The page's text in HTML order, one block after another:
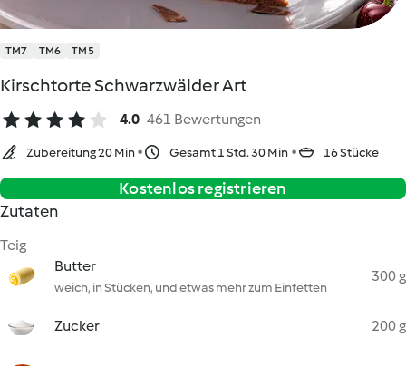
TM7 TM6 TM5
Kirschtorte Schwarzwälder Art
4.0 461 Bewertungen
Zubereitung 20 Min Gesamt 1 Std. 30 Min 16 Stücke
Kostenlos registrieren
Zutaten
Teig
Butter
weich, in Stücken, und etwas mehr zum Einfetten
300 g
Zucker 200 g